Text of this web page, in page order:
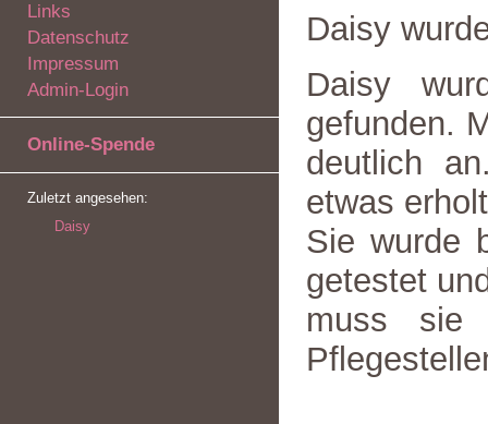
Links
Datenschutz
Impressum
Admin-Login
Online-Spende
Zuletzt angesehen:
Daisy
Daisy
Daisy
gefunden.
deutlich
etwas
Sie wurde
getestet
muss sie